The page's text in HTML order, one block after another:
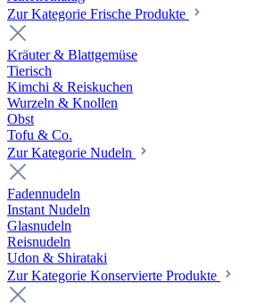
Zur Kategorie Frische Produkte
Kräuter & Blattgemüse
Tierisch
Kimchi & Reiskuchen
Wurzeln & Knollen
Obst
Tofu & Co.
Zur Kategorie Nudeln
Fadennudeln
Instant Nudeln
Glasnudeln
Reisnudeln
Udon & Shirataki
Zur Kategorie Konservierte Produkte